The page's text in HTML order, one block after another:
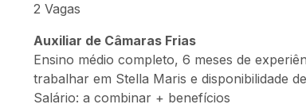
2 Vagas
Auxiliar de Câmaras Frias
Ensino médio completo, 6 meses de
trabalhar em Stella Maris e disponibilidade
Salário: a combinar + benefícios